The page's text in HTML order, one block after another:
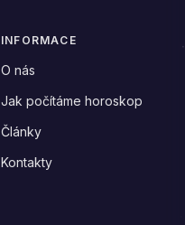
INFORMACE
O nás
Jak počítáme horoskop
Články
Kontakty